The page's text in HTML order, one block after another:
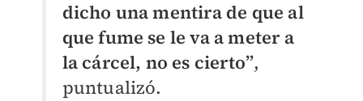
dicho una mentira de que al
que fume se le va a meter a
la cárcel, no es cierto”,
puntualizó.